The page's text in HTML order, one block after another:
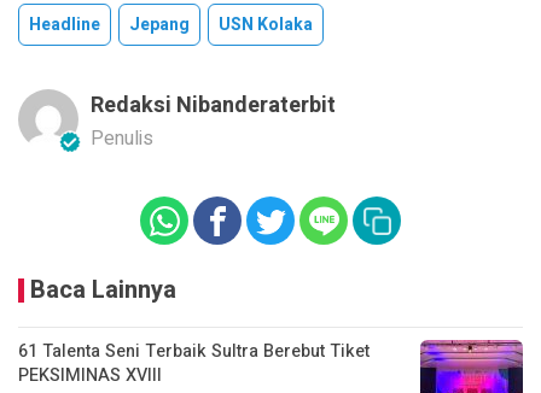
Headline Jepang USN Kolaka
Redaksi Nibanderaterbit
Penulis
Baca Lainnya
61 Talenta Seni Terbaik Sultra Berebut Tiket
PEKSIMINAS XVIII